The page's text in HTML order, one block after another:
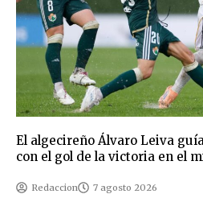
El algecireño Álvaro Leiva
con el gol de la victoria en el
Redaccion 7 agosto 2026